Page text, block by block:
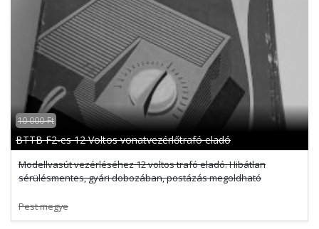
10 000 Ft
BTTB F2-es 12 Voltos vonatvezérlőtrafó eladó
Modellvasút vezérléséhez 12 voltos trafó eladó. Hibátlan
sérülésmentes, gyári dobozában, postázás megoldható
Pest megye